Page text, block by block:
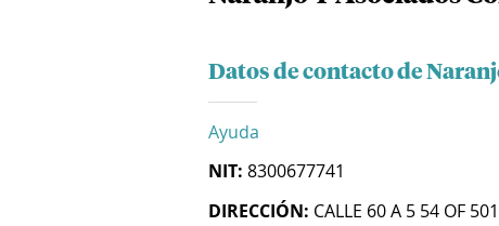
Datos de contacto de
Ayuda
NIT: 8300677741
DIRECCIÓN: CALLE 60 A 5 54 OF 501